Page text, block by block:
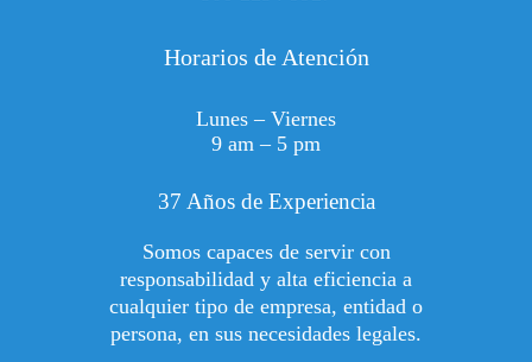
Horarios de Atención
Lunes – Viernes
9 am – 5 pm
37 Años de Experiencia
Somos capaces de servir con
responsabilidad y alta eficiencia a
cualquier tipo de empresa, entidad o
persona, en sus necesidades legales.